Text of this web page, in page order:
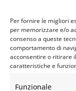
Per fornire le migliori
per memorizzare e/o
consenso a queste
comportamento di
acconsentire o ritirare
caratteristiche e
Funzionale